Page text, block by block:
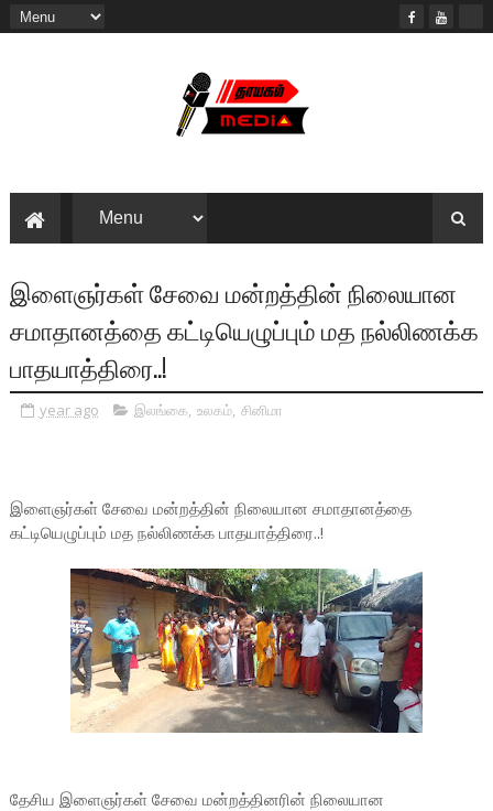
இளைஞர்கள் சேவை மன்றத்தின் நிலையான
சமாதானத்தை கட்டியெழுப்பும் மத நல்லிணக்க
பாதயாத்திரை..!
year ago இலங்கை, உலகம், சினிமா
இளைஞர்கள் சேவை மன்றத்தின் நிலையான சமாதானத்தை
கட்டியெழுப்பும் மத நல்லிணக்க பாதயாத்திரை..!
தேசிய இளைஞர்கள் சேவை மன்றத்தினரின் நிலையான